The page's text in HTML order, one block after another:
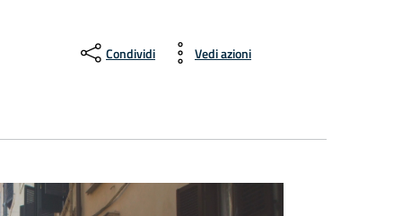
Condividi Vedi azioni